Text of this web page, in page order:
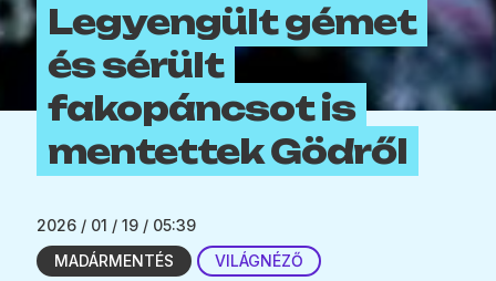
Legyengült gémet
és sérült
fakopáncsot is
mentettek Gödről
2026 / 01 / 19 / 05:39
MADÁRMENTÉS
VILÁGNÉZŐ